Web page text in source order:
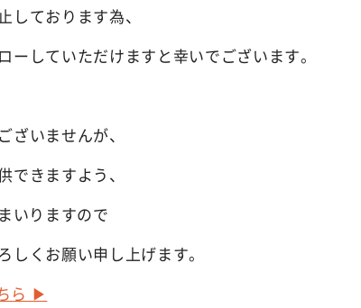
ております為、
していただけますと幸いでございます。
ざいませんが、
きますよう、
いりますので
くお願い申し上げます。
ら ▶